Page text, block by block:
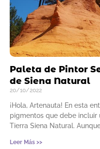
Paleta de Pintor
de Siena Natural
20/10/2022
¡Hola, Artenauta! En esta
pigmentos que debe incluir
Tierra Siena Natural.
Leer Más >>